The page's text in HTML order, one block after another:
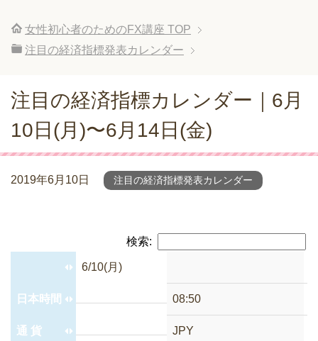
女性初心者のためのFX講座 TOP
注目の経済指標発表カレンダー
注目の経済指標カレンダー｜6月
10日(月)〜6月14日(金)
2019年6月10日 注目の経済指標発表カレンダー
検索:
日本時間
通 貨
6/10(月)
08:50
JPY